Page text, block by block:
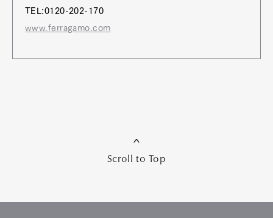
TEL:0120-202-170
www.ferragamo.com
Scroll to Top